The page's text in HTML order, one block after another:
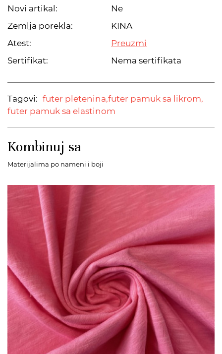
Novi artikal:
Ne
Zemlja porekla:
KINA
Atest:
Preuzmi
Sertifikat:
Nema sertifikata
Tagovi: futer pletenina,futer pamuk sa likrom,
futer pamuk sa elastinom
Kombinuj sa
Materijalima po nameni i boji